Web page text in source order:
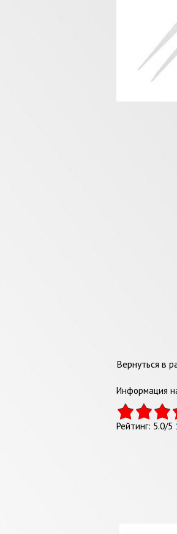
Вернуться в
Информация
Рейтинг: 5.0/5